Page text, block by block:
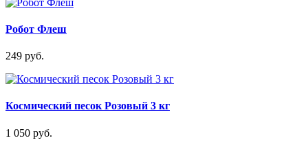
Робот Флеш
249 руб.
Космический песок Розовый 3 кг
1 050 руб.